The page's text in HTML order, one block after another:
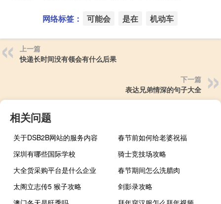
网络标签： 可能会 是在 机动车
上一篇
快递长时间没有领会有什么后果
下一篇
表达兄弟情深的句子大全
相关问题
关于DSB2B网站的服务内容
春节前如何给老婆祝福
深圳有哪些国际学校
骑士竞技场攻略
大全货采购平台是什么企业
春节期间怎么洗腊肉
太阁立志传5 猴子攻略
剑影录攻略